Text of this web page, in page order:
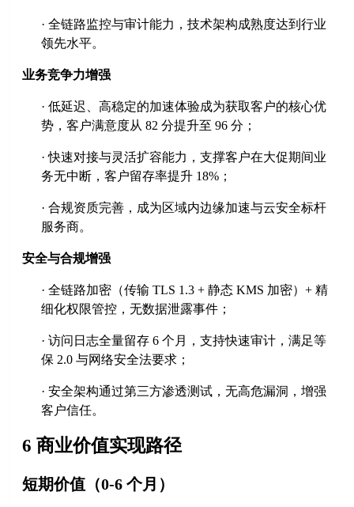
·全链路监控与审计能力，技术架构成熟度达到行业
领先水平。
业务竞争力增强
·低延迟、高稳定的加速体验成为获取客户的核心优
势，客户满意度从 82 分提升至 96 分；
·快速对接与灵活扩容能力，支撑客户在大促期间业
务无中断，客户留存率提升 18%；
·合规资质完善，成为区域内边缘加速与云安全标杆
服务商。
安全与合规增强
·全链路加密（传输 TLS 1.3 + 静态 KMS 加密）+ 精
细化权限管控，无数据泄露事件；
·访问日志全量留存 6 个月，支持快速审计，满足等
保 2.0 与网络安全法要求；
·安全架构通过第三方渗透测试，无高危漏洞，增强
客户信任。
6 商业价值实现路径
短期价值（0-6 个月）